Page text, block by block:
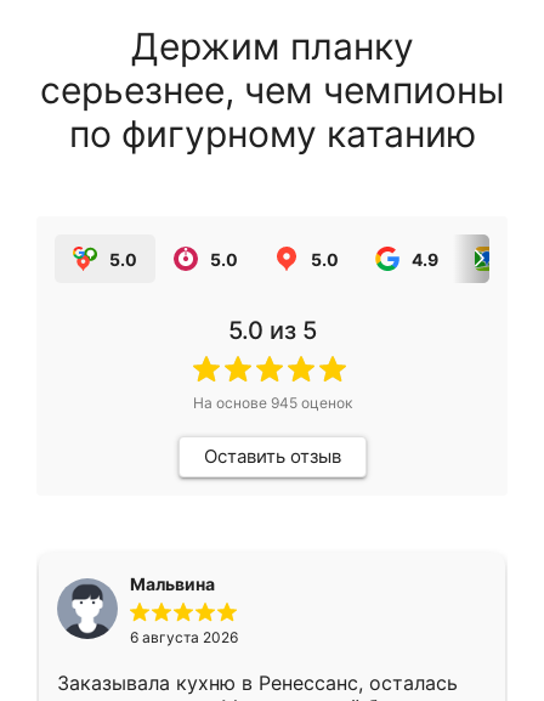
Держим планку
серьезнее, чем чемпионы
по фигурному катанию
5.0 5.0 5.0 4.9
5.0 из 5
На основе 945оценок
Оставить отзыв
Мальвина
6 августа 2026
Заказывала кухню в Ренессанс, осталась